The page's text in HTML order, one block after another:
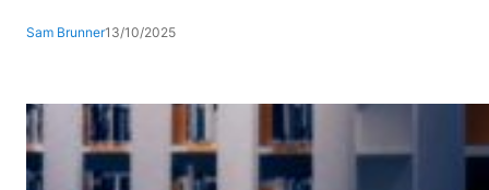
Sam Brunner13/10/2025